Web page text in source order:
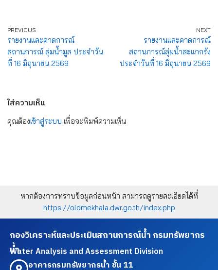
PREVIOUS
รายงานและคาดการณ์
สถานการณ์ ลุ่มน้ำมูล ประจำวัน
ที่ 16 มิถุนายน 2569
NEXT
รายงานและคาดการณ์
สถานการณ์ลุ่มน้ำสะแกกรัง
ประจำวันที่ 16 มิถุนายน 2569
ใส่ความเห็น
คุณต้องเข้าสู่ระบบ เพื่อจะพิมพ์ความเห็น
หากต้องการทราบข้อมูลก่อนหน้า สามารถดูรายละเอียดได้ที่
https://oldmekhala.dwr.go.th/index.php
กองวิเคราะห์และประเมินสถานการณ์น้ำ กรมทรัพยากร
น้ำ
Water Analysis and Assessment Division
อาคารกรมทรัพยากรน้ำ ชั้น 11